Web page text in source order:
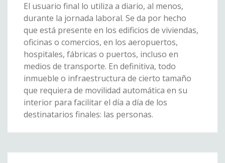
El usuario final lo utiliza a diario, al menos,
durante la jornada laboral. Se da por hecho
que está presente en los edificios de viviendas,
oficinas o comercios, en los aeropuertos,
hospitales, fábricas o puertos, incluso en
medios de transporte. En definitiva, todo
inmueble o infraestructura de cierto tamaño
que requiera de movilidad automática en su
interior para facilitar el día a día de los
destinatarios finales: las personas.